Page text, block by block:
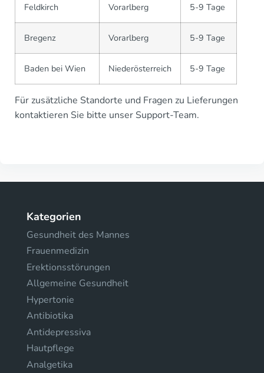
Feldkirch Vorarlberg 5-9 Tage
Bregenz Vorarlberg 5-9 Tage
Baden bei Wien Niederösterreich 5-9 Tage
Für zusätzliche Standorte und Fragen zu Lieferungen
kontaktieren Sie bitte unser Support-Team.
Kategorien
Gesundheit des Mannes
Frauenmedizin
Erektionsstörungen
Allgemeine Gesundheit
Hypertonie
Antibiotika
Antidepressiva
Hautpflege
Analgetika